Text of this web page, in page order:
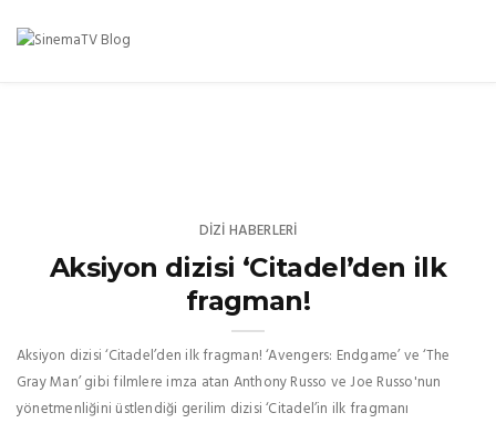
DIZI HABERLERI
Aksiyon dizisi ‘Citadel’den ilk
fragman!
Aksiyon dizisi ‘Citadel’den ilk fragman! ‘Avengers: Endgame’ ve ‘The
Gray Man’ gibi filmlere imza atan Anthony Russo ve Joe Russo'nun
yönetmenliğini üstlendiği gerilim dizisi ‘Citadel’in ilk fragmanı